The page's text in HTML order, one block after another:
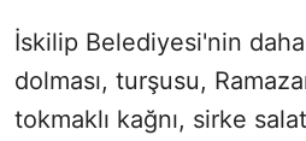
İskilip Belediyesi'nin
dolması, turşusu,
tokmaklı kağnı, sirke